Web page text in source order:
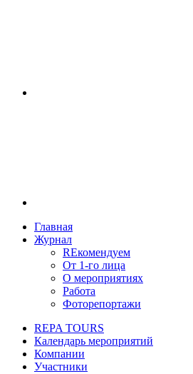
Главная
Журнал
REкомендуем
От 1-го лица
О мероприятиях
Работа
Фоторепортажи
REPA TOURS
Календарь мероприятий
Компании
Участники